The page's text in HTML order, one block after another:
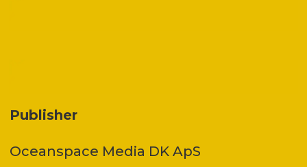
Publisher
Oceanspace Media DK ApS